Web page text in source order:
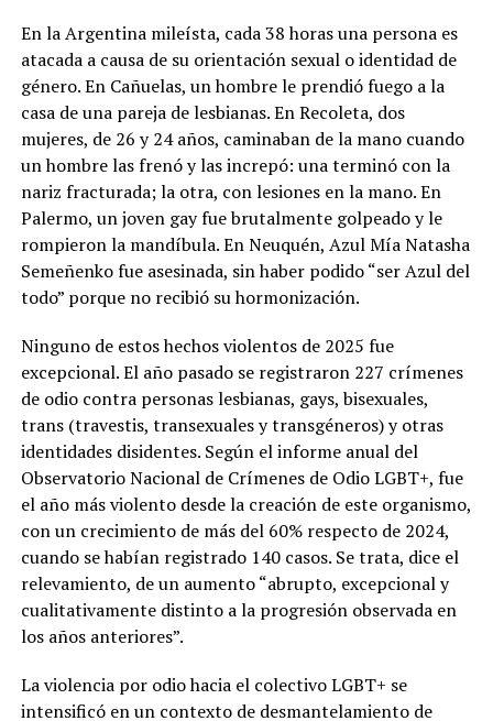
En la Argentina mileísta, cada 38 horas una persona es
atacada a causa de su orientación sexual o identidad de
género. En Cañuelas, un hombre le prendió fuego a la
casa de una pareja de lesbianas. En Recoleta, dos
mujeres, de 26 y 24 años, caminaban de la mano cuando
un hombre las frenó y las increpó: una terminó con la
nariz fracturada; la otra, con lesiones en la mano. En
Palermo, un joven gay fue brutalmente golpeado y le
rompieron la mandíbula. En Neuquén, Azul Mía Natasha
Semeñenko fue asesinada, sin haber podido “ser Azul del
todo” porque no recibió su hormonización.
Ninguno de estos hechos violentos de 2025 fue
excepcional. El año pasado se registraron 227 crímenes
de odio contra personas lesbianas, gays, bisexuales,
trans (travestis, transexuales y transgéneros) y otras
identidades disidentes. Según el informe anual del
Observatorio Nacional de Crímenes de Odio LGBT+, fue
el año más violento desde la creación de este organismo,
con un crecimiento de más del 60% respecto de 2024,
cuando se habían registrado 140 casos. Se trata, dice el
relevamiento, de un aumento “abrupto, excepcional y
cualitativamente distinto a la progresión observada en
los años anteriores”.
La violencia por odio hacia el colectivo LGBT+ se
intensificó en un contexto de desmantelamiento de